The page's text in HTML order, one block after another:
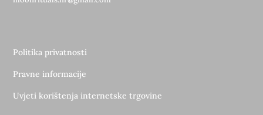
Politika privatnosti
Pravne informacije
Uvjeti korištenja internetske trgovine